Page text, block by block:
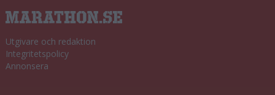
Utgivare och redaktion
Integritetspolicy
Annonsera